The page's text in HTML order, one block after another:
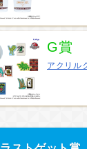
G賞
アクリル